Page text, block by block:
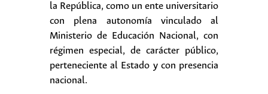
la República, como un ente universitario
con plena autonomía vinculado al
Ministerio de Educación Nacional, con
régimen especial, de carácter público,
perteneciente al Estado y con presencia
nacional.